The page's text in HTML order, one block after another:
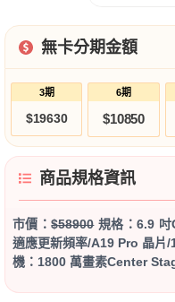
無卡分期金額
3期
$19630
6期
$10850
商品規格資訊
市價：$58900規格：6.9 吋
適應更新頻率/A19 Pro 晶片
機：1800 萬畫素Center